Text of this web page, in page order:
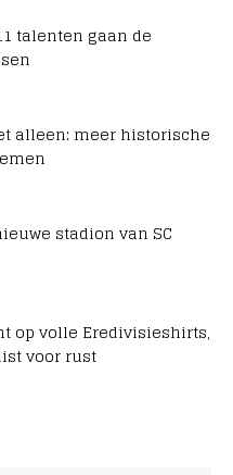
talenten gaan de
alleen: meer historische
stadion van SC
op volle Eredivisieshirts,
voor rust